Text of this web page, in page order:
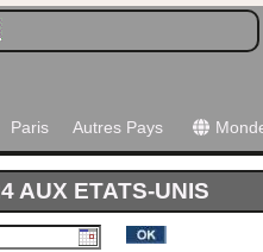
Paris Autres Pays
AUX ETATS-UNIS